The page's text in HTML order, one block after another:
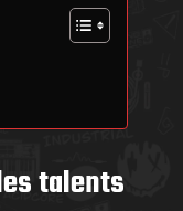
talents